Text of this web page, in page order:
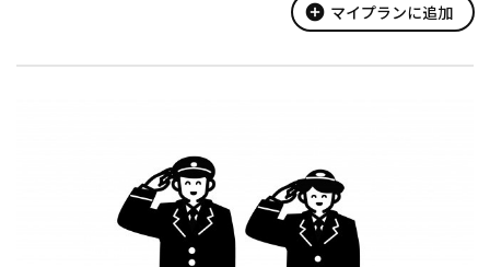
add_circle マイプランに追加